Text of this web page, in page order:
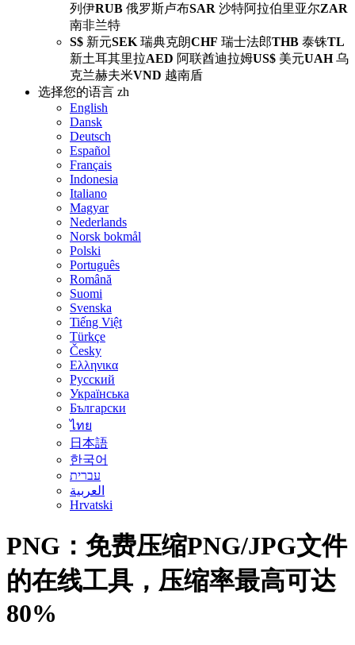
列伊RUB 俄罗斯卢布SAR 沙特阿拉伯里亚尔ZAR
南非兰特
S$ 新元SEK 瑞典克朗CHF 瑞士法郎THB 泰铢TL
新土耳其里拉AED 阿联酋迪拉姆US$ 美元UAH乌
克兰赫夫米VND 越南盾
选择您的语言 zh
English
Dansk
Deutsch
Español
Français
Indonesia
Italiano
Magyar
Nederlands
Norsk bokmål
Polski
Português
Română
Suomi
Svenska
Tiếng Việt
Türkçe
Česky
Ελληνικα
Русский
Українська
Български
ไทย
日本語
한국어
עברית
العربية
Hrvatski
PNG：免费压缩PNG/JPG文件
的在线工具，压缩率最高可达
80%